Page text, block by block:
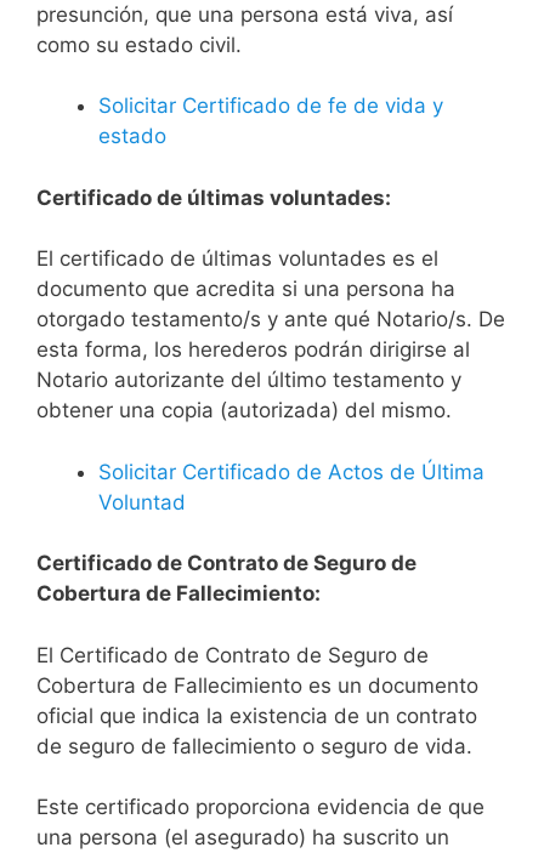
presunción, que una persona está viva, así
como su estado civil.
Solicitar Certificado de fe de vida y
estado
Certificado de últimas voluntades:
El certificado de últimas voluntades es el
documento que acredita si una persona ha
otorgado testamento/s y ante qué Notario/s. De
esta forma, los herederos podrán dirigirse al
Notario autorizante del último testamento y
obtener una copia (autorizada) del mismo.
Solicitar Certificado de Actos de Última
Voluntad
Certificado de Contrato de Seguro de
Cobertura de Fallecimiento:
El Certificado de Contrato de Seguro de
Cobertura de Fallecimiento es un documento
oficial que indica la existencia de un contrato
de seguro de fallecimiento o seguro de vida.
Este certificado proporciona evidencia de que
una persona (el asegurado) ha suscrito un